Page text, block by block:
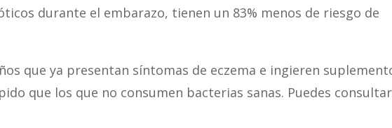
durante el embarazo, tienen un 83% menos de riesgo de
que ya presentan síntomas de eczema e ingieren
que los que no consumen bacterias sanas. Puedes consultar